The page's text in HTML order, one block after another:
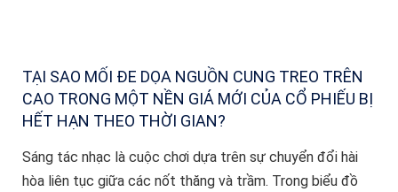
TẠI SAO MỐI ĐE DỌA NGUỒN CUNG TREO TRÊN
CAO TRONG MỘT NỀN GIÁ MỚI CỦA CỔ PHIẾU BỊ
HẾT HẠN THEO THỜI GIAN?
Sáng tác nhạc là cuộc chơi dựa trên sự chuyển đổi hài
hòa liên tục giữa các nốt thăng và trầm. Trong biểu đồ